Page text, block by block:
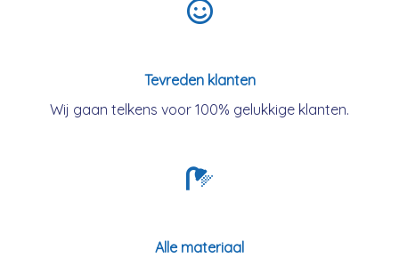
Tevreden klanten
Wij gaan telkens voor 100% gelukkige klanten.
Alle materiaal